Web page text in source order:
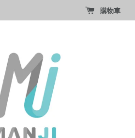
購物車